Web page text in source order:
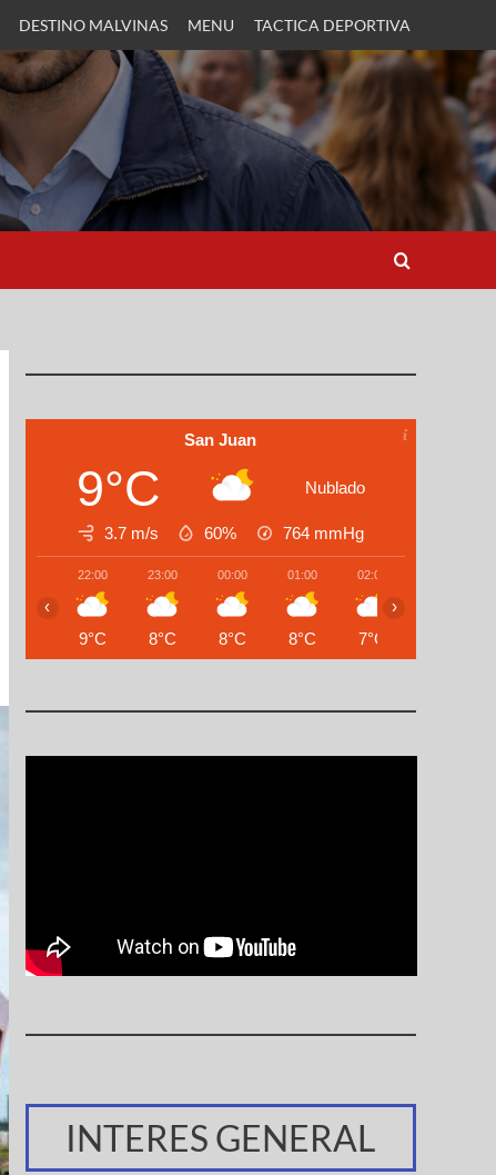
DESTINO MALVINAS MENU TACTICA DEPORTIVA
San Juan
9°C Nublado
3.7 m/s 60% 764 mmHg
22:00
9°C
23:00
8°C
00:00
8°C
01:00
8°C
02:00
7°C
‹ ›
INTERES GENERAL